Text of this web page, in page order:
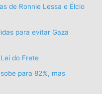
de Ronnie Lessa e Élcio
para evitar Gaza
do Frete
para 82%, mas